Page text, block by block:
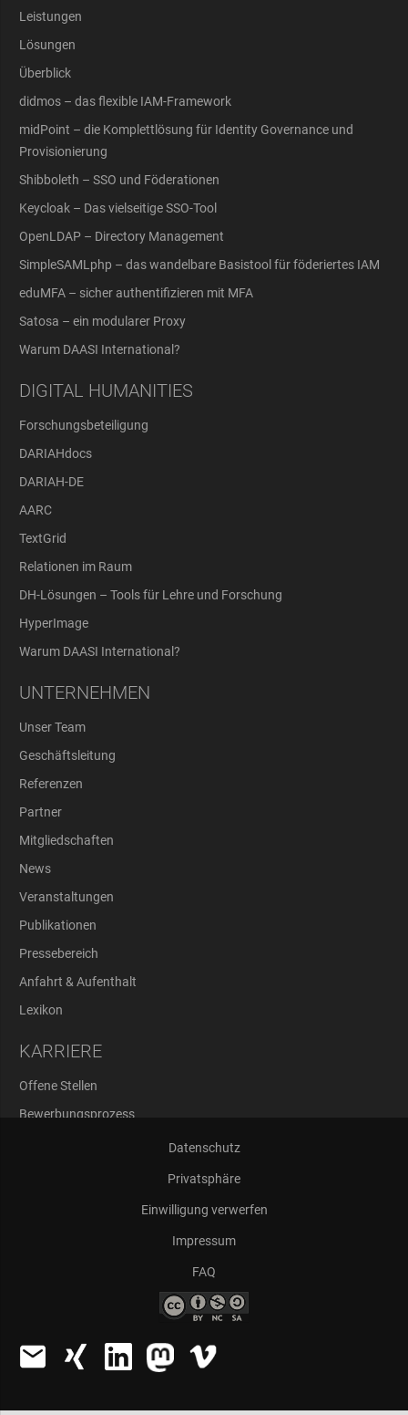
Leistungen
Lösungen
Überblick
didmos – das flexible IAM-Framework
midPoint – die Komplettlösung für Identity Governance und
Provisionierung
Shibboleth – SSO und Föderationen
Keycloak – Das vielseitige SSO-Tool
OpenLDAP – Directory Management
SimpleSAMLphp – das wandelbare Basistool für föderiertes IAM
eduMFA – sicher authentifizieren mit MFA
Satosa – ein modularer Proxy
Warum DAASI International?
DIGITAL HUMANITIES
Forschungsbeteiligung
DARIAHdocs
DARIAH-DE
AARC
TextGrid
Relationen im Raum
DH-Lösungen – Tools für Lehre und Forschung
HyperImage
Warum DAASI International?
UNTERNEHMEN
Unser Team
Geschäftsleitung
Referenzen
Partner
Mitgliedschaften
News
Veranstaltungen
Publikationen
Pressebereich
Anfahrt & Aufenthalt
Lexikon
KARRIERE
Offene Stellen
Bewerbungsprozess
Datenschutz
Privatsphäre
Einwilligung verwerfen
Impressum
FAQ